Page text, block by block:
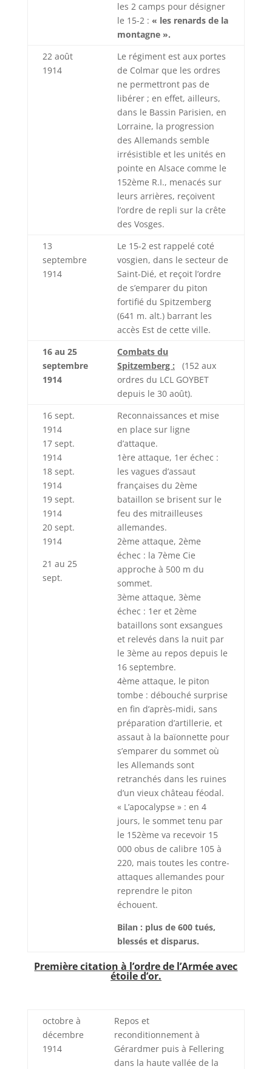
les 2 camps pour désigner
le 15-2 : « les renards de la
montagne ».
22 août
1914
Le régiment est aux portes
de Colmar que les ordres
ne permettront pas de
libérer ; en effet, ailleurs,
dans le Bassin Parisien, en
Lorraine, la progression
des Allemands semble
irrésistible et les unités en
pointe en Alsace comme le
152ème R.I., menacés sur
leurs arrières, reçoivent
l’ordre de repli sur la crête
des Vosges.
13
septembre
1914
Le 15-2 est rappelé coté
vosgien, dans le secteur de
Saint-Dié, et reçoit l’ordre
de s’emparer du piton
fortifié du Spitzemberg
(641 m. alt.) barrant les
accès Est de cette ville.
16 au 25
septembre
1914
Combats du
Spitzemberg : (152 aux
ordres du LCL GOYBET
depuis le 30 août).
16 sept.
1914
17 sept.
1914
18 sept.
1914
19 sept.
1914
20 sept.
1914
21 au 25
sept.
Reconnaissances et mise
en place sur ligne
d’attaque.
1ère attaque, 1er échec :
les vagues d’assaut
françaises du 2ème
bataillon se brisent sur le
feu des mitrailleuses
allemandes.
2ème attaque, 2ème
échec : la 7ème Cie
approche à 500 m du
sommet.
3ème attaque, 3ème
échec : 1er et 2ème
bataillons sont exsangues
et relevés dans la nuit par
le 3ème au repos depuis le
16 septembre.
4ème attaque, le piton
tombe : débouché surprise
en fin d’après-midi, sans
préparation d’artillerie, et
assaut à la baïonnette pour
s’emparer du sommet où
les Allemands sont
retranchés dans les ruines
d’un vieux château féodal.
« L’apocalypse » : en 4
jours, le sommet tenu par
le 152ème va recevoir 15
000 obus de calibre 105 à
220, mais toutes les contre-
attaques allemandes pour
reprendre le piton
échouent.
Bilan : plus de 600 tués,
blessés et disparus.
Première citation à l’ordre de l’Armée avec
étoile d’or.
octobre à
décembre
1914
Repos et
reconditionnement à
Gérardmer puis à Fellering
dans la haute vallée de la